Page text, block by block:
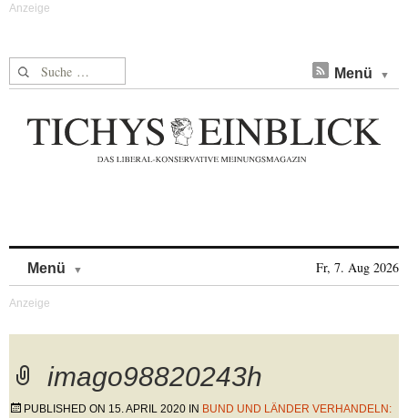
Suche nach: Menü
Menü Fr, 7. Aug 2026
imago98820243h
PUBLISHED ON 15. APRIL 2020 IN BUND UND LÄNDER VERHANDELN: